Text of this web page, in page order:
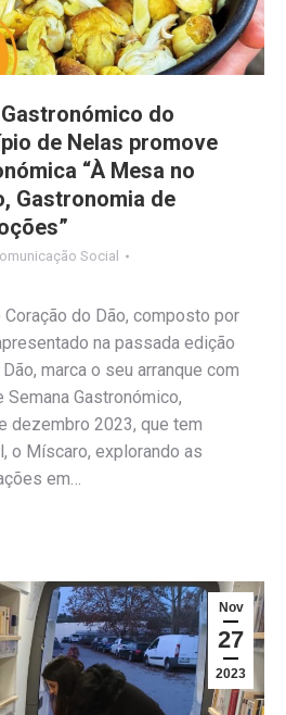
do
de Nelas promove
“À Mesa no
Gastronomia de
Social
do Dão, composto por
na passada edição
marca o seu arranque com
Gastronómico,
dezembro 2023, que tem
o Míscaro, explorando as
em…
Nov
27
2023